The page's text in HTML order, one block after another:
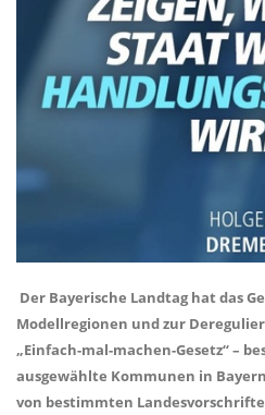
Der Bayerische Landtag hat das
Modellregionen und zur
Einfach-mal-machen-Gesetz“ –
ausgewählte Kommunen in
von bestimmten